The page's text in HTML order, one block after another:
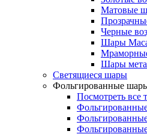
Матовые
Черные
Шары
Шары
Светящиеся шары
Фольгированные
Посмотреть все